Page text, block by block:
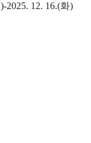
)-2025. 12. 16.(화)